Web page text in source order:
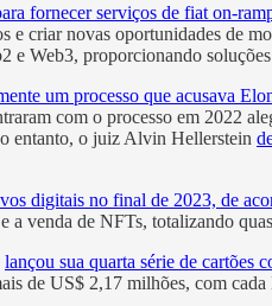
fornecer serviços de fiat on-
criar novas oportunidades de
e Web3, proporcionando
um processo que acusava
com o processo em 2022
entanto, o juiz Alvin Hellerstein
digitais no final de 2023, de
a venda de NFTs, totalizando
lançou sua quarta série de
de US$ 2,17 milhões, com